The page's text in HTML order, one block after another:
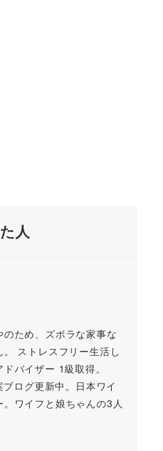
人
ため、ズボラな家事な
ストレスフリー生活し
バイザー 1級取得。
ログ更新中。日本ワイ
ワイフと娘ちゃんの3人